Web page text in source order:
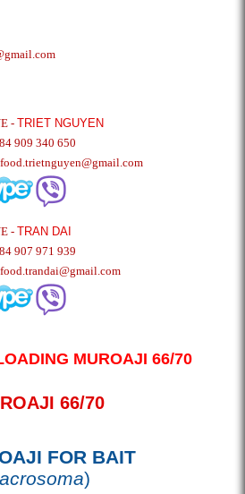
-TRIET NGUYEN
909 340 650
-TRAN DAI
907 971 939
MUROAJI 66/70
66/70
FOR BAIT
)